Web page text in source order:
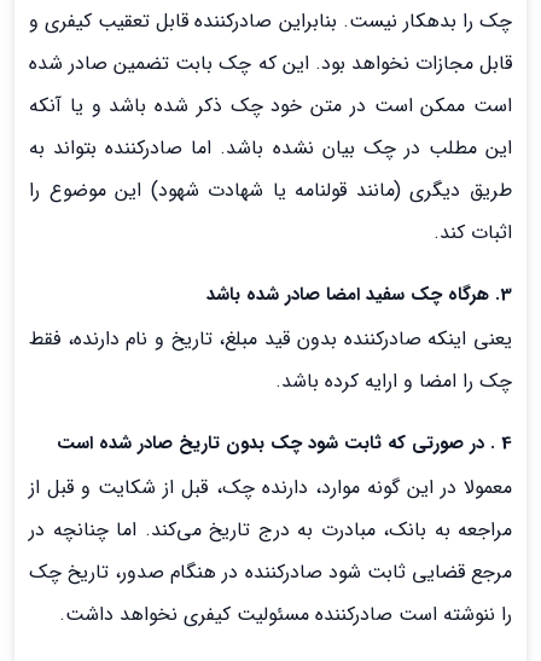
چک را بدهکار نیست. بنابراین صادرکننده قابل تعقیب کیفری و
قابل مجازات نخواهد بود. این که چک بابت تضمین صادر شده
است ممکن است در متن خود چک ذکر شده باشد و یا آنکه
این مطلب در چک بیان نشده باشد. اما صادرکننده بتواند به
طریق دیگری (مانند قولنامه یا شهادت شهود) این موضوع را
اثبات کند.
3. هرگاه چک سفید امضا صادر شده باشد
یعنی اینکه صادرکننده بدون قید مبلغ، تاریخ و نام دارنده، فقط
چک را امضا و ارایه کرده باشد.
4 . در صورتی که ثابت شود چک بدون تاریخ صادر شده است
معمولا در این گونه موارد، دارنده چک، قبل از شکایت و قبل از
مراجعه به بانک، مبادرت به درج تاریخ می‌کند. اما چنانچه در
مرجع قضایی ثابت شود صادرکننده در هنگام صدور، تاریخ چک
را ننوشته است صادرکننده مسئولیت کیفری نخواهد داشت.